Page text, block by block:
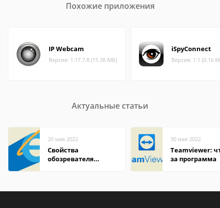
Похожие приложения
IP Webcam
Версия: 1.17.7.8 (15.38 МБ)
iSpyConnect
Версия: 1.1 (0.16
Актуальные статьи
20 мая 2022
Свойства
обозревателя
30 мая 2022
Teamviewer:
за программа